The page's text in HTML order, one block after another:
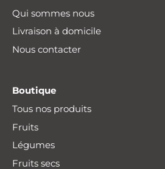
Qui sommes nous
Livraison à domicile
Nous contacter
Boutique
Tous nos produits
Fruits
Légumes
Fruits secs